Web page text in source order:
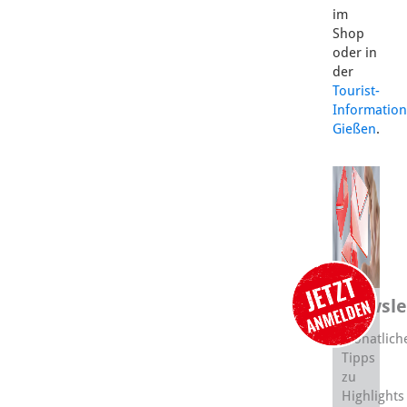
im
Shop
oder in
der
Tourist-
Information
Gießen.
Tipps
zu
Highlights